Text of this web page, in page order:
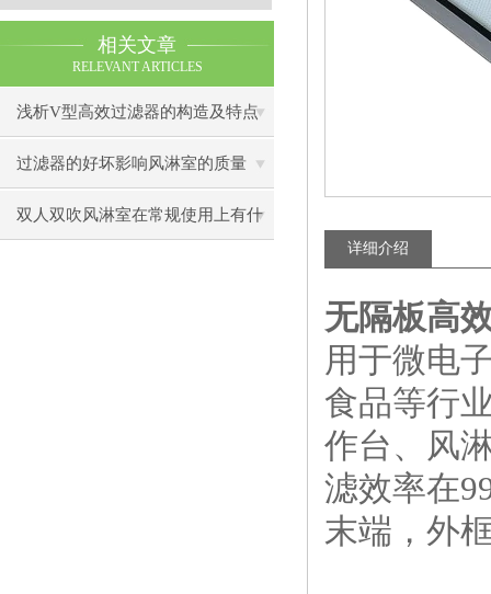
相关文章
RELEVANT ARTICLES
浅析V型高效过滤器的构造及特点
过滤器的好坏影响风淋室的质量
双人双吹风淋室在常规使用上有什
详细介绍
无隔板高
用于微电
食品等行
作台、风
滤效率在
末端，外